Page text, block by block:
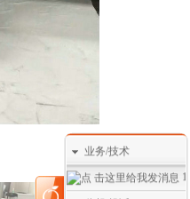
业务/技术